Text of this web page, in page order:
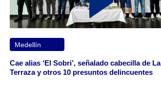
Medellín
Cae alias ‘El Sobri’, señalado cabecilla de La
Terraza y otros 10 presuntos delincuentes